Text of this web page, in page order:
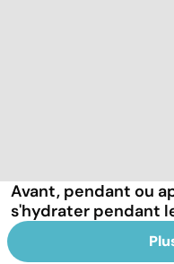
Avant, pendant ou
s'hydrater pendant